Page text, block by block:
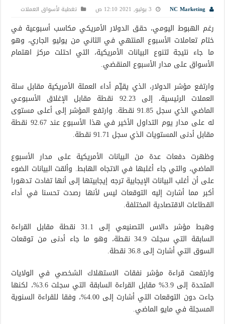
NC Marketing 3 يوليو, 2021 12:10 ص تغطية لأسواق العملات
رغم الهبوط اليومي، حقق الدولار الأمريكي مكاسب أسبوعية في
ختام تعاملات الأسبوع المنتهي في الثاني من يوليو الجاري، وهو
ما جاء نتيجة لتنوع البيانات الأمريكية، التي احتلت مركز اهتمام
الأسواق على مدار الأسبوع المنقضي.
وارتفع مؤشر الدولار، الذي يقيِّم أداء العملة الأمريكية مقابل سلة
العملات الرئيسية، إلى 92.23 نقطة مقابل الإغلاق الأسبوعي
الماضي الذي سجل 91.85 نقطة. وارتفع المؤشر إلى أعلى مستوى
له على مدار يوم التداول الأخير في هذا الأسبوع عند 92.67 نقطة
مقابل أدنى المستويات الذي سجل 91.71 نقطة.
وظهرت دفعات عدة من البيانات الأمريكية على مدار الأسبوع
الماضي، والتي جاء أغلبها في الاتجاه الهابط. وألقت البيانات الضوء
على أن أغلب البيانات الإيجابية ترجه إيجابيتها إلى أنها تفادت تدهورا
أكبر مما أشارت إليه التوقعات ليس لأنها رصدت تحسنا في أداء
القطاعات الاقتصادية المختلفة.
وهبط مؤشر دالاس التصنيعي إلى 31.1 نقطة مقابل القراءة
السابقة التي سجلت 34.9 نقطة، وهو ما جاء أدنى من توقعات
السوق التي أشارت إلى 36.8 نقطة.
وارتفعت قراءة مؤشر نفقات الاستهلاك الشخصي في الولايات
المتحدة إلى 3.9% مقابل القراءة السابقة التي سجلت 3.6%، لكنها
جاءت دون التوقعات التي أشارت إلى 4.00%، وفقا للقراءة السنوية
المسجلة في مايو الماضي.